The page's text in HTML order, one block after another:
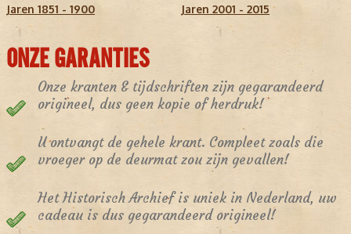
Jaren 1851 - 1900
Jaren 2001 - 2015
ONZE GARANTIES
Onze kranten & tijdschriften zijn gegarandeerd
origineel, dus geen kopie of herdruk!
U ontvangt de gehele krant. Compleet zoals die
vroeger op de deurmat zou zijn gevallen!
Het Historisch Archief is uniek in Nederland, uw
cadeau is dus gegarandeerd origineel!